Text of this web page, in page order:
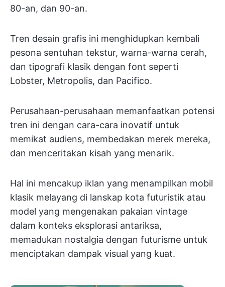
80-an, dan 90-an.
Tren desain grafis ini menghidupkan kembali
pesona sentuhan tekstur, warna-warna cerah,
dan tipografi klasik dengan font seperti
Lobster, Metropolis, dan Pacifico.
Perusahaan-perusahaan memanfaatkan potensi
tren ini dengan cara-cara inovatif untuk
memikat audiens, membedakan merek mereka,
dan menceritakan kisah yang menarik.
Hal ini mencakup iklan yang menampilkan mobil
klasik melayang di lanskap kota futuristik atau
model yang mengenakan pakaian vintage
dalam konteks eksplorasi antariksa,
memadukan nostalgia dengan futurisme untuk
menciptakan dampak visual yang kuat.